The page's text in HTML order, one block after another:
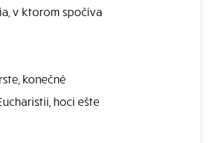
v ktorom spočíva
konečné
hoci ešte